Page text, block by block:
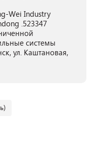
Wei Industry
.523347
системы
ул. Каштановая,